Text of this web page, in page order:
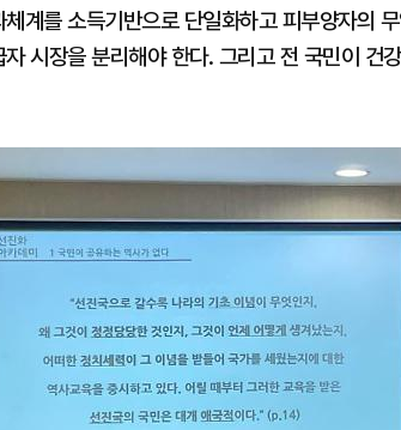
계를 소득기반으로 단일화하고 피부양자의
시장을 분리해야 한다. 그리고 전 국민이 건